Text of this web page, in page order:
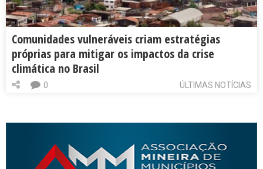
Comunidades vulneráveis criam estratégias
próprias para mitigar os impactos da crise
climática no Brasil
ÚLTIMAS NOTÍCIAS
0